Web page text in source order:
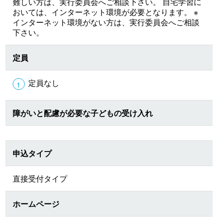
おいては、インターネット環境が必要となります。 ※
インターネット環境がない方は、実行委員会へご相談
下さい。
定員
定員なし
障がいと配慮が必要な子どもの受け入れ
申込タイプ
直接受付タイプ
ホームページ